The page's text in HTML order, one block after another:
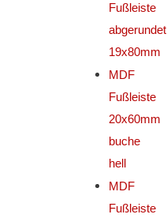
Fußleiste
abgerundet
19x80mm
MDF
Fußleiste
20x60mm
buche
hell
MDF
Fußleiste